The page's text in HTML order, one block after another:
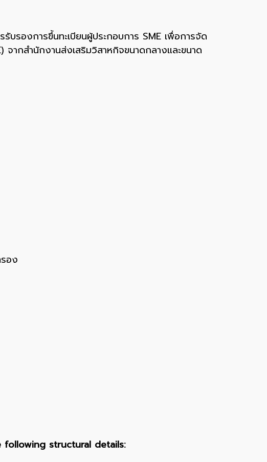
บรองการขึ้นทะเบียนผู้ประกอบการ SME เพื่อการจัด
จากสำนักงานส่งเสริมวิสาหกิจขนาดกลางและขนาด
อง
structural details: